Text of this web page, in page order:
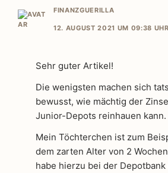
FINANZGUERILLA
12. AUGUST 2021 UM 09:38 UHR
Sehr guter Artikel!
Die wenigsten machen sich
bewusst, wie mächtig der
Junior-Depots reinhauen kann.
Mein Töchterchen ist zum
dem zarten Alter von 2
habe hierzu bei der